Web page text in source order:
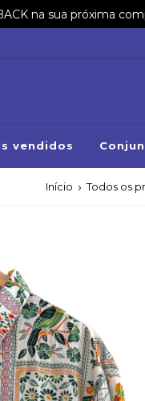
na sua próxima
vendidos
Início Todos os